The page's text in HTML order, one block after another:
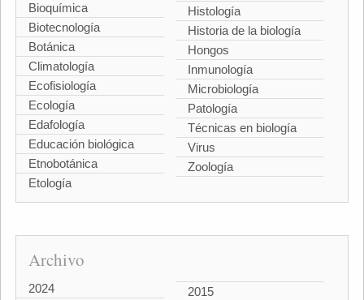
Bioquímica
Biotecnología
Botánica
Climatología
Ecofisiología
Ecología
Edafología
Educación biológica
Etnobotánica
Etología
Histología
Historia de la biología
Hongos
Inmunología
Microbiología
Patología
Técnicas en biología
Virus
Zoología
Archivo
2024
2015